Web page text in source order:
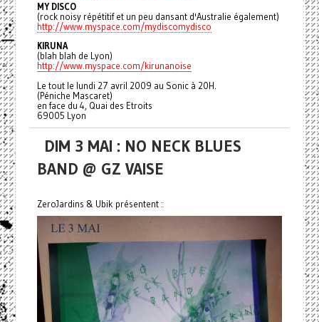
MY DISCO
(rock noisy répétitif et un peu dansant d'Australie également)
http://www.myspace.com/mydiscomydisco
KIRUNA
(blah blah de Lyon)
http://www.myspace.com/kirunanoise
Le tout le lundi 27 avril 2009 au Sonic à 20H.
(Péniche Mascaret)
en face du 4, Quai des Etroits
69005 Lyon
DIM 3 MAI : NO NECK BLUES
BAND @ GZ VAISE
ZeroJardins & Ubik présentent :